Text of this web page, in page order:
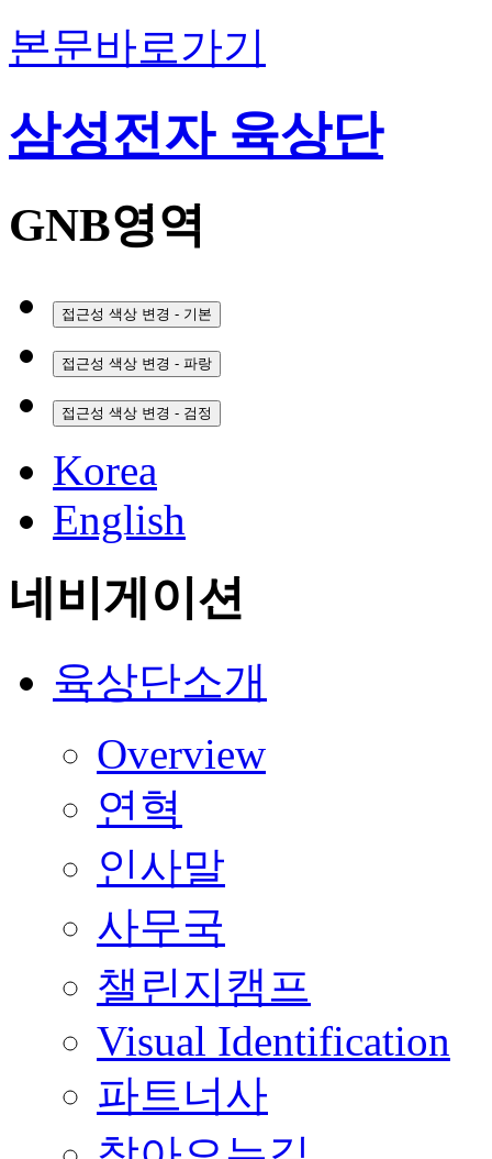
본문바로가기
삼성전자 육상단
GNB영역
접근성 색상 변경 - 기본
접근성 색상 변경 - 파랑
접근성 색상 변경 - 검정
Korea
English
네비게이션
육상단소개
Overview
연혁
인사말
사무국
챌린지캠프
Visual Identification
파트너사